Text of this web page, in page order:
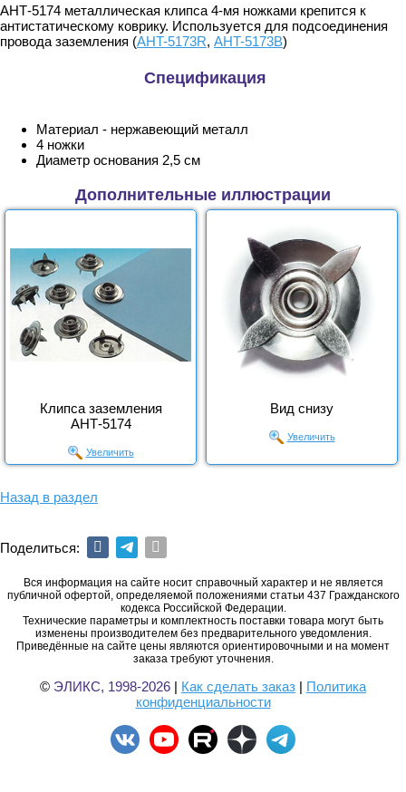
АНТ-5174 металлическая клипса 4-мя ножками крепится к
антистатическому коврику. Используется для подсоединения
провода заземления (AHT-5173R, AHT-5173В)
Спецификация
Материал - нержавеющий металл
4 ножки
Диаметр основания 2,5 см
Дополнительные иллюстрации
Клипса заземления
АНТ-5174
Увеличить
Вид снизу
Увеличить
Назад в раздел
Поделиться:
Вся информация на сайте носит справочный характер и не является
публичной офертой, определяемой положениями статьи 437 Гражданского
кодекса Российской Федерации.
Технические параметры и комплектность поставки товара могут быть
изменены производителем без предварительного уведомления.
Приведённые на сайте цены являются ориентировочными и на момент
заказа требуют уточнения.
© ЭЛИКС, 1998-2026 | Как сделать заказ | Политика
конфиденциальности